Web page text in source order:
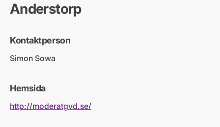
Anderstorp
Kontaktperson
Simon Sowa
Hemsida
http://moderatgvd.se/